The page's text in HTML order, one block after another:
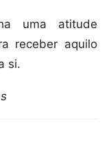
uma atitude
receber aquilo
si.